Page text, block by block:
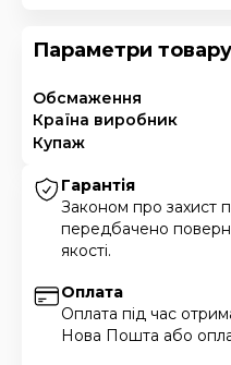
Параметри товару
Обсмаження
Країна виробник
Купаж
Гарантія
Законом про захист
передбачено
якості.
Оплата
Оплата під час
Нова Пошта або